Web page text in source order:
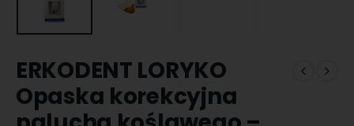
ERKODENT LORYKO
Opaska korekcyjna